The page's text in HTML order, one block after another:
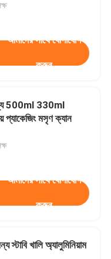
আমাদের সাথে যোগাযোগ
করুন
500ml 330ml
প্যাকেজিং মসৃণ ক্যান
আমাদের সাথে যোগাযোগ
করুন
স্টাবি খালি অ্যালুমিনিয়াম